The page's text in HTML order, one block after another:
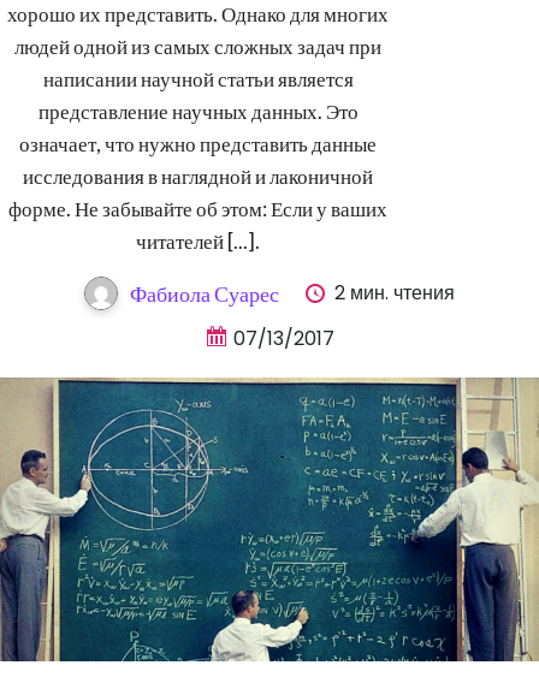
хорошо их представить. Однако для многих
людей одной из самых сложных задач при
написании научной статьи является
представление научных данных. Это
означает, что нужно представить данные
исследования в наглядной и лаконичной
форме. Не забывайте об этом: Если у ваших
читателей [...].
Фабиола Суарес
2 мин. чтения
07/13/2017